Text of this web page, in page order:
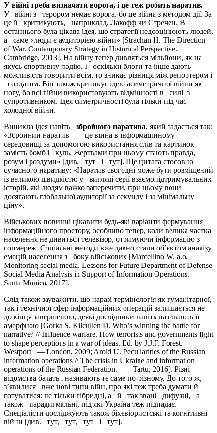
У війні треба визначати ворога, і це теж робить наратив.
У війні з терором немає ворога, бо це війна з методом дії. За
це її критикують, наприклад, Лакофф чи Стречен. В
останнього була цікава ідея, що стратегії недооцінюють людей,
а саме «люди є аудиторією війни» [Strachan H. The Direction
of War. Contemporary Strategy in Historical Perspective. —
Cambridge, 2013]. На війну тепер дивляться мільйони, як на
якусь спортивну подію. І оскільки блоги та інше дають
можливість говорити всім, то зникає різниця між репортером і
солдатом. Він також критикує ідею асиметричної війни як
нову, бо всі війни використовують відмінності в силі із
супротивником. Ідея симетричності була тільки під час
холодної війни.
Виникла ідея навіть збройного наратива, який задається так:
«Збройний наратив — це війна в інформаційному
середовищі за допомогою використання слів та картинок
замість бомб і куль. Жертвами при цьому стають правда,
розум і роздуми» [див. тут і тут]. Ще цитата стосовно
сучасного наративу: «Наратив сьогодні може бути розміщений
із великою швидкістю у вигляді серії взаємопідтримувальних
історій, які людям важко заперечити, при цьому вони
досягають глобальної аудиторії за секунду і за мінімальну
ціну».
Військових повинні цікавити будь-які варіанти формування
інформаційного простору, особливо тепер, коли велика частка
населення не дивиться телевізор, отримуючи інформацію з
соцмереж. Соціальні методи вже давно стали об’єктом аналізу
емоцій населення з боку військових [Marcellino W. a.o.
Monitoring social media. Lessons for Future Department of Defense
Social Media Analysis in Support of Information Operations. —
Santa Monica, 2017].
Слід також зауважити, що наразі термінологія як гуманітарної,
так і технічної сфер інформаційних операцій залишається не
до кінця завершеною, деякі дослідники навіть називають її
аморфною [Gorka S. Kilcullen D. Who’s winning the battle for
narrative? // Influence warfare. How terrorists and governments fight
to shape perceptions in a war of ideas. Ed. by J.J.F. Forest. —
Westport — London, 2009; Arold U. Peculiarities of the Russian
information operations // The crisis in Ukraine and information
operations of the Russian Federation. — Tartu, 2016]. Різні
відомства бачать і називають те саме по-різному. До того ж,
з’явилися вже нові типи війн, про які теж треба думати й
готуватися: не тільки гібридні, а й так звані дифузні, а
також парадигмальні, під які Україна теж підпадає.
Спеціалісти досліджують також біхевіористські та когнітивні
війни [див. тут, тут, тут і тут].